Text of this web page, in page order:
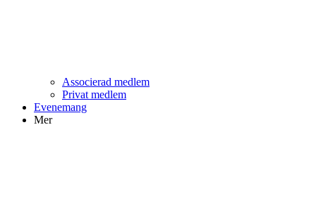
Associerad medlem
Privat medlem
Evenemang
Mer